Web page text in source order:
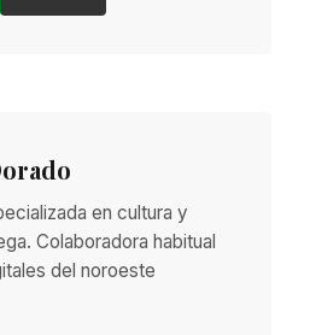
en cultura y
Colaboradora habitual
del noroeste